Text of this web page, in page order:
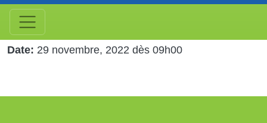
FLHLMQ
Date 29 novembre, 2022 dès 09h00